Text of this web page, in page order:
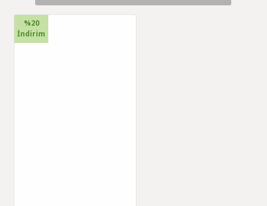
%20
İndirim